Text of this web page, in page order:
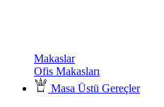
Makaslar
Ofis Makasları
Masa Üstü Gereçler